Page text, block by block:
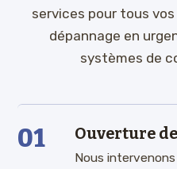
services pour tous
dépannage en
systèmes de
01 Ouverture
Nous